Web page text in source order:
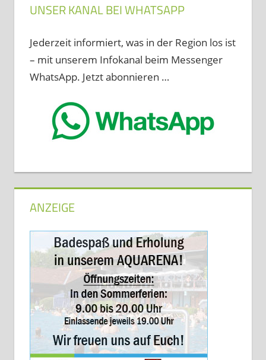
UNSER KANAL BEI WHATSAPP
Jederzeit informiert, was in der Region los ist
– mit unserem Infokanal beim Messenger
WhatsApp. Jetzt abonnieren …
ANZEIGE